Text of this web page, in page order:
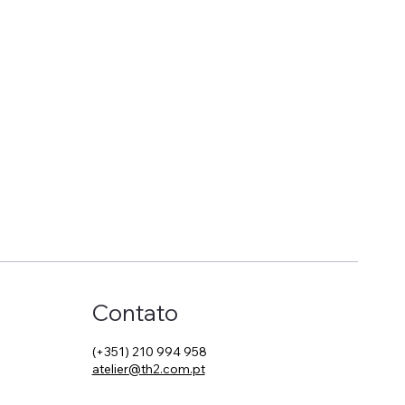
Contato
(+351) 210 994 958
atelier@th2.com.pt